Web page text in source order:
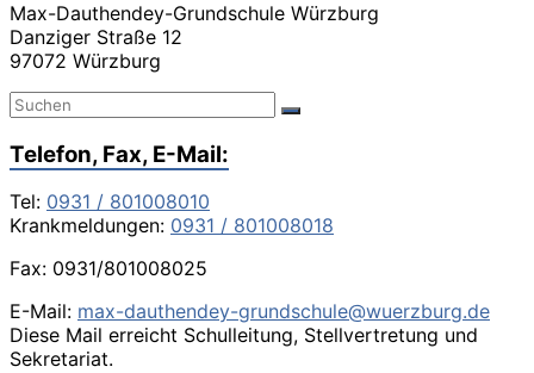
Max-Dauthendey-Grundschule Würzburg
Danziger Straße 12
97072 Würzburg
Telefon, Fax, E-Mail:
Tel: 0931 / 801008010
Krankmeldungen: 0931 / 801008018
Fax: 0931/801008025
E-Mail: max-dauthendey-grundschule@wuerzburg.de
Diese Mail erreicht Schulleitung, Stellvertretung und
Sekretariat.